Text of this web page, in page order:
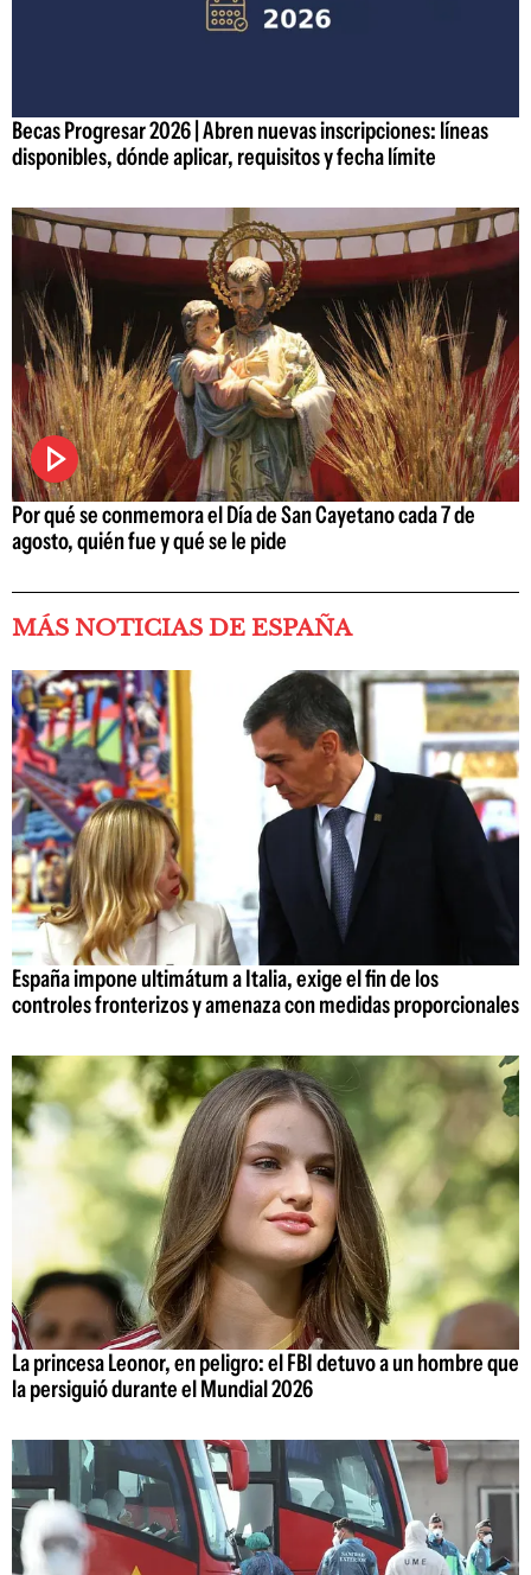
Becas Progresar 2026 | Abren nuevas inscripciones: líneas
disponibles, dónde aplicar, requisitos y fecha límite
Por qué se conmemora el Día de San Cayetano cada 7 de
agosto, quién fue y qué se le pide
MÁS NOTICIAS DE ESPAÑA
España impone ultimátum a Italia, exige el fin de los
controles fronterizos y amenaza con medidas proporcionales
La princesa Leonor, en peligro: el FBI detuvo a un hombre que
la persiguió durante el Mundial 2026